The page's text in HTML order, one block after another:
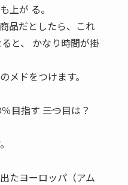
上が る。
品だとしたら、これ
と、 かなり時間が掛
メドをつけます。
指す ――三つ目は？
たヨーロッパ（アム